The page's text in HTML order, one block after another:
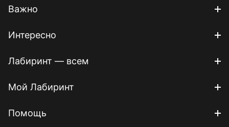
Важно
Интересно
Лабиринт — всем
Мой Лабиринт
Помощь